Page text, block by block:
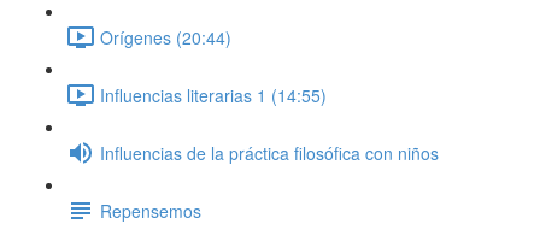
Orígenes (20:44)
Influencias literarias 1 (14:55)
Influencias de la práctica filosófica con niños
Repensemos